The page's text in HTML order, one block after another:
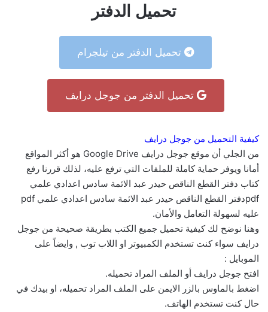
تحميل الدفتر
تحميل الدفتر من تيلجرام
تحميل الدفتر من جوجل درايف
كيفية التحميل من جوجل درايف
من الجلي أن موقع جوجل درايف Google Drive هو أكثر المواقع
أمانا ويوفر حماية كاملة للملفات التي ترفع عليه، لذلك قررنا رفع
كتاب دفتر القطع الناقص حيدر عبد الائمة سادس اعدادي علمي
pdfدفتر القطع الناقص حيدر عبد الائمة سادس اعدادي علمي pdf
عليه لسهولة التعامل والأمان.
وهنا نوضح لك كيفية تحميل جميع الكتب بطريقة صحيحة من جوجل
درايف سواء كنت تستخدم الكمبيوتر او اللاب توب , وايضاً على
الموبايل :
افتح جوجل درايف أو الملف المراد تحميله.
اضغط بالماوس بالزر الايمن على الملف المراد تحميله، او بيدك في
حال كنت تستخدم الهاتف.